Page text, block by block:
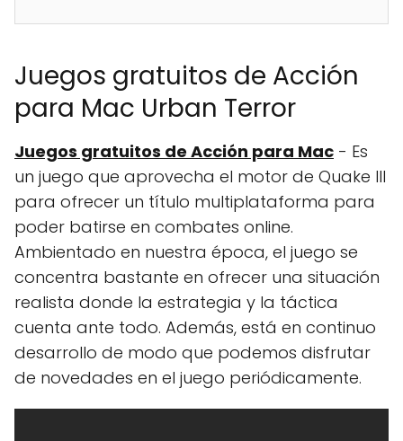
Juegos gratuitos de Acción
para Mac Urban Terror
Juegos gratuitos de Acción para Mac - Es
un juego que aprovecha el motor de Quake III
para ofrecer un título multiplataforma para
poder batirse en combates online.
Ambientado en nuestra época, el juego se
concentra bastante en ofrecer una situación
realista donde la estrategia y la táctica
cuenta ante todo. Además, está en continuo
desarrollo de modo que podemos disfrutar
de novedades en el juego periódicamente.